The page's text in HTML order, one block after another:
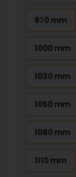
970 mm
1000 mm
1030 mm
1050 mm
1080 mm
1110 mm